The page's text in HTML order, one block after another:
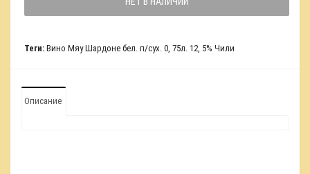
Теги: Вино Мяу Шардоне бел. п/сух. 0, 75л. 12, 5% Чили
Описание